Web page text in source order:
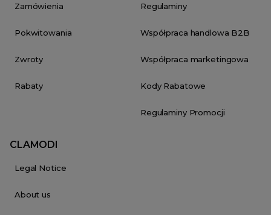
Zamówienia
Pokwitowania
Zwroty
Rabaty
Regulaminy
Współpraca handlowa B2B
Współpraca marketingowa
Kody Rabatowe
Regulaminy Promocji
CLAMODI
Legal Notice
About us